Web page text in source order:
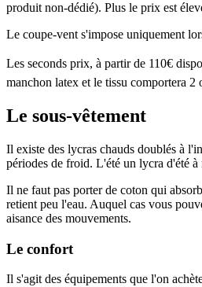
produit non-dédié). Plus le prix est
Le coupe-vent s'impose uniquement
Les seconds prix, à partir de 110€
manchon latex et le tissu comportera
Le sous-vêtement
Il existe des lycras chauds doublés à
périodes de froid. L'été un lycra d'été
Il ne faut pas porter de coton qui
retient peu l'eau. Auquel cas vous
aisance des mouvements.
Le confort
Il s'agit des équipements que l'on